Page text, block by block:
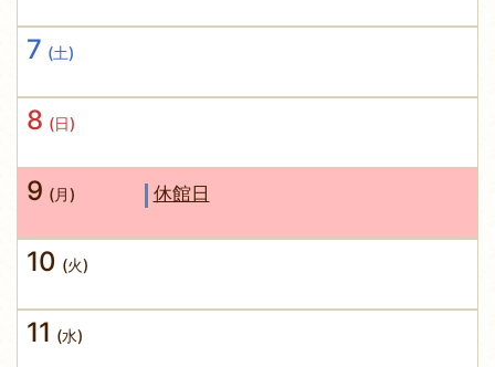
7 (土)
8 (日)
9 (月) 休館日
10 (火)
11 (水)